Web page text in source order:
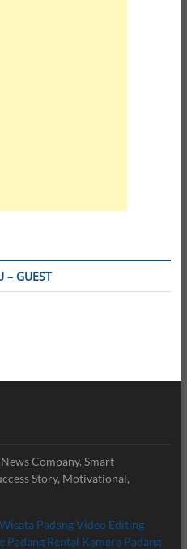
– GUEST
Company. Smart
Story, Motivational,
Wisata PadangVideo Editing
Padang Rental Kamera Padang